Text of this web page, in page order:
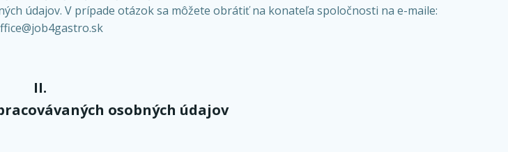
údajov. V prípade otázok sa môžete obrátiť na konateľa spoločnosti na e-maile:
II.
osobných údajov